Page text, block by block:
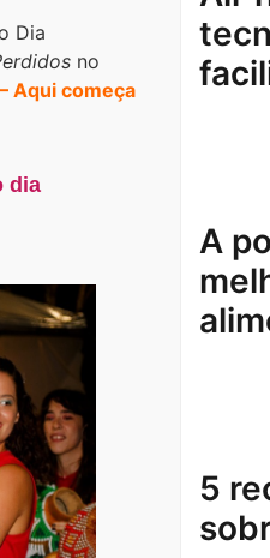
Dia
no
Aqui começa
dia
A
5